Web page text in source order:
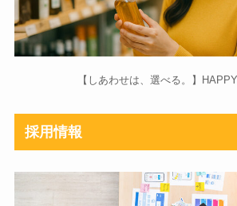
【しあわせは、選べる。】
採用情報